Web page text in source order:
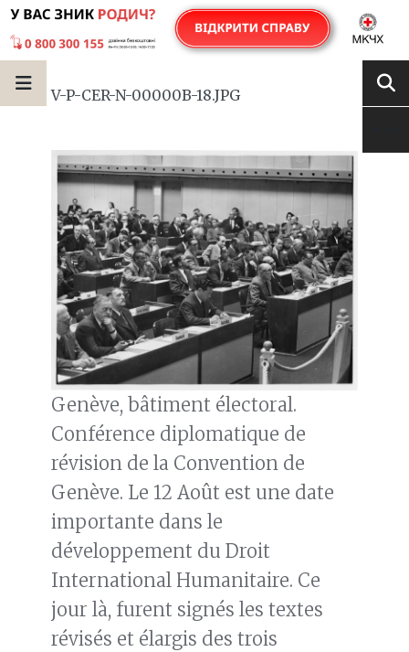
V-P-CER-N-00000B-18.JPG
Genève, bâtiment électoral.
Conférence diplomatique de
révision de la Convention de
Genève. Le 12 Août est une date
importante dans le
développement du Droit
International Humanitaire. Ce
jour là, furent signés les textes
révisés et élargis des trois